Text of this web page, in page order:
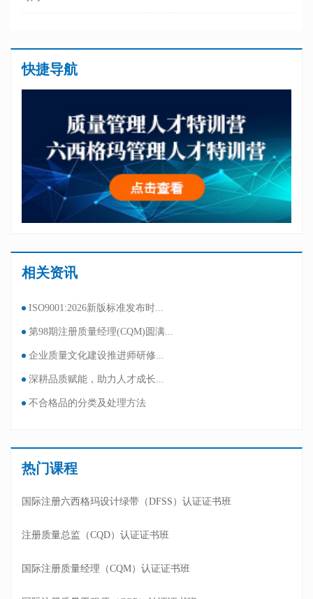
快捷导航
相关资讯
ISO9001:2026新版标准发布时...
第98期注册质量经理(CQM)圆满...
企业质量文化建设推进师研修...
深耕品质赋能，助力人才成长...
不合格品的分类及处理方法
热门课程
国际注册六西格玛设计绿带（DFSS）认证证书班
注册质量总监（CQD）认证证书班
国际注册质量经理（CQM）认证证书班